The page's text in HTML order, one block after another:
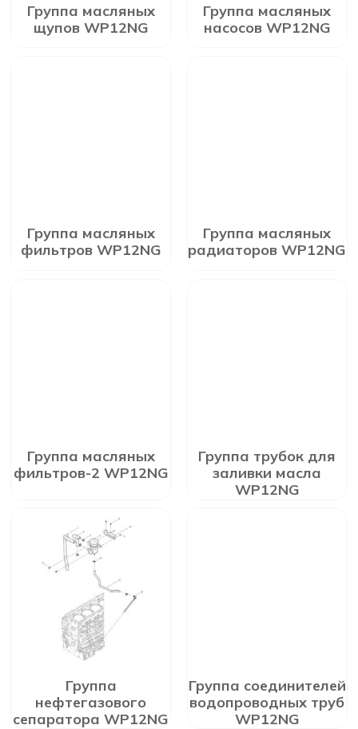
Группа масляных
щупов WP12NG
Группа масляных
насосов WP12NG
Группа масляных
фильтров WP12NG
Группа масляных
радиаторов WP12NG
Группа масляных
фильтров-2 WP12NG
Группа трубок для
заливки масла
WP12NG
Группа
нефтегазового
сепаратора WP12NG
Группа соединителей
водопроводных труб
WP12NG